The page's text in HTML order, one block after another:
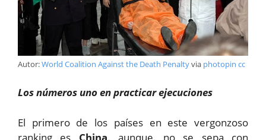
Autor:World Coalition Against the Death Penaltyvia photopin cc
Los números uno en practicar ejecuciones
El primero de los países en este vergonzoso
ranking es China, aunque, no se sepa con